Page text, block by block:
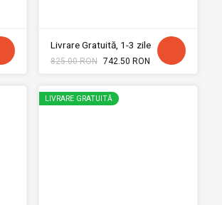
Livrare Gratuită, 1-3 zile
825.00 RON 742.50 RON
LIVRARE GRATUITĂ